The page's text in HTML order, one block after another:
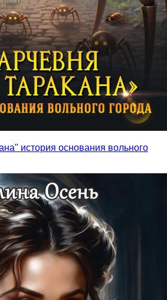
история основания вольного